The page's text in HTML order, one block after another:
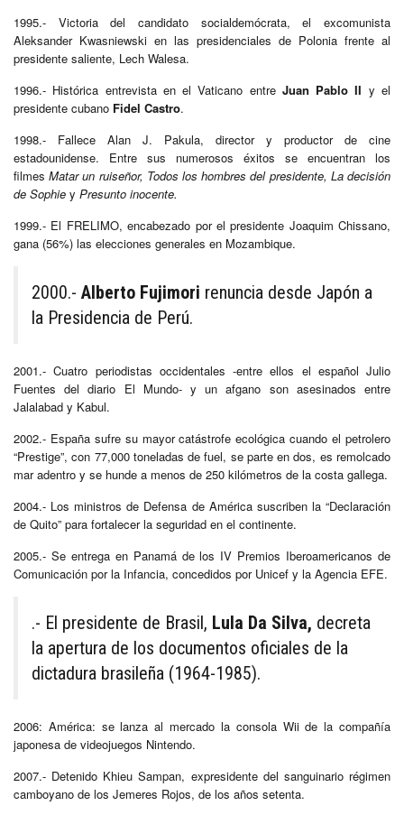
1995.- Victoria del candidato socialdemócrata, el excomunista
Aleksander Kwasniewski en las presidenciales de Polonia frente al
presidente saliente, Lech Walesa.
1996.- Histórica entrevista en el Vaticano entre Juan Pablo II y el
presidente cubano Fidel Castro.
1998.- Fallece Alan J. Pakula, director y productor de cine
estadounidense. Entre sus numerosos éxitos se encuentran los
filmesMatar un ruiseñor, Todos los hombres del presidente, La decisión
de Sophie y Presunto inocente.
1999.- El FRELIMO, encabezado por el presidente Joaquim Chissano,
gana (56%) las elecciones generales en Mozambique.
2000.- Alberto Fujimori renuncia desde Japón a
la Presidencia de Perú.
2001.- Cuatro periodistas occidentales -entre ellos el español Julio
Fuentes del diario El Mundo- y un afgano son asesinados entre
Jalalabad y Kabul.
2002.- España sufre su mayor catástrofe ecológica cuando el petrolero
“Prestige”, con 77,000 toneladas de fuel, se parte en dos, es remolcado
mar adentro y se hunde a menos de 250 kilómetros de la costa gallega.
2004.- Los ministros de Defensa de América suscriben la “Declaración
de Quito” para fortalecer la seguridad en el continente.
2005.- Se entrega en Panamá de los IV Premios Iberoamericanos de
Comunicación por la Infancia, concedidos por Unicef y la Agencia EFE.
.- El presidente de Brasil, Lula Da Silva, decreta
la apertura de los documentos oficiales de la
dictadura brasileña (1964-1985).
2006: América: se lanza al mercado la consola Wii de la compañía
japonesa de videojuegos Nintendo.
2007.- Detenido Khieu Sampan, expresidente del sanguinario régimen
camboyano de los Jemeres Rojos, de los años setenta.